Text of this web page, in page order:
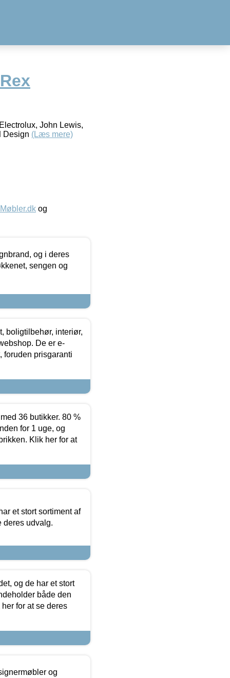
John Lewis,
Design (Læs mere)
og
og i deres
sengen og
boligtilbehør, interiør,
De er e-
foruden prisgaranti
36 butikker. 80 %
for 1 uge, og
Klik her for at
et stort sortiment af
deres udvalg.
og de har et stort
både den
for at se deres
og